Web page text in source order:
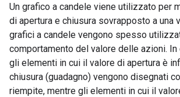
Un grafico a candele viene utilizzato per
di apertura e chiusura sovrapposto a una
grafici a candele vengono spesso
comportamento del valore delle azioni.
gli elementi in cui il valore di apertura è
chiusura (guadagno) vengono disegnati
riempite, mentre gli elementi in cui il